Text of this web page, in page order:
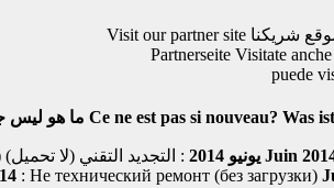
Visit our partner site
PartnerseiteVisitate
puede
Ce ne est pas si nouveau? Was
يونيو 2014 Juin
: Не технический ремонт (без загрузки)